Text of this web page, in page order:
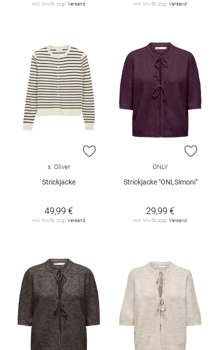
inkl. MwSt. zzgl. Versand inkl. MwSt. zzgl. Versand
ZUR WUNSCHLISTE HINZUFÜGEN
s. Oliver
Strickjacke
49,99 €
inkl. MwSt. zzgl. Versand
ZUR
ONLY
Strickjacke "ONLSimoni"
29,99 €
inkl. MwSt. zzgl. Versand